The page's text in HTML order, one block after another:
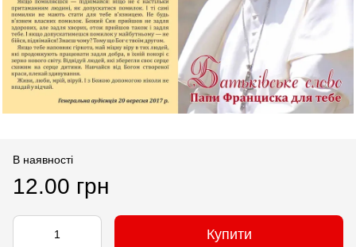
В наявності
12.00 грн
Купити